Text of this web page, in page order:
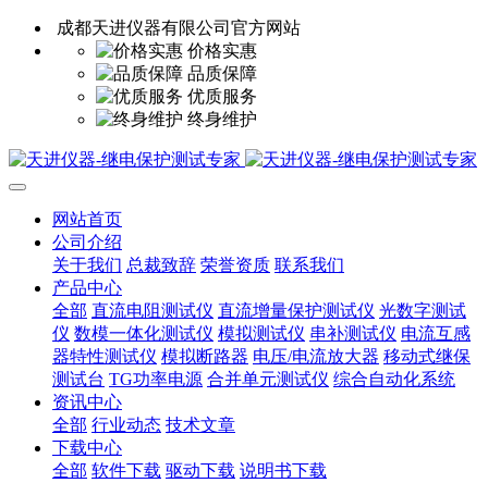
成都天进仪器有限公司官方网站
价格实惠
品质保障
优质服务
终身维护
网站首页
公司介绍
关于我们 总裁致辞 荣誉资质 联系我们
产品中心
全部 直流电阻测试仪 直流增量保护测试仪 光数字测试
仪 数模一体化测试仪 模拟测试仪 串补测试仪 电流互感
器特性测试仪 模拟断路器 电压/电流放大器 移动式继保
测试台 TG功率电源 合并单元测试仪 综合自动化系统
资讯中心
全部 行业动态 技术文章
下载中心
全部 软件下载 驱动下载 说明书下载